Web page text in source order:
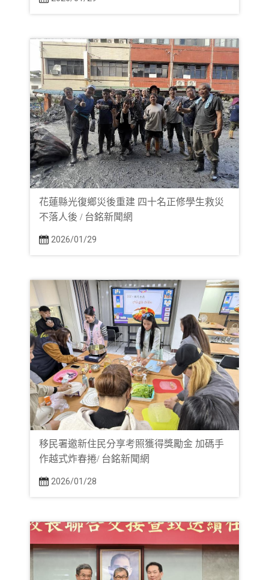
花蓮縣光復鄉災後重建 四十名正修學生救災
不落人後 / 台銘新聞網
2026/01/29
移民署邀新住民分享考照獲得獎勵金 加碼手
作越式炸春捲/ 台銘新聞網
2026/01/28